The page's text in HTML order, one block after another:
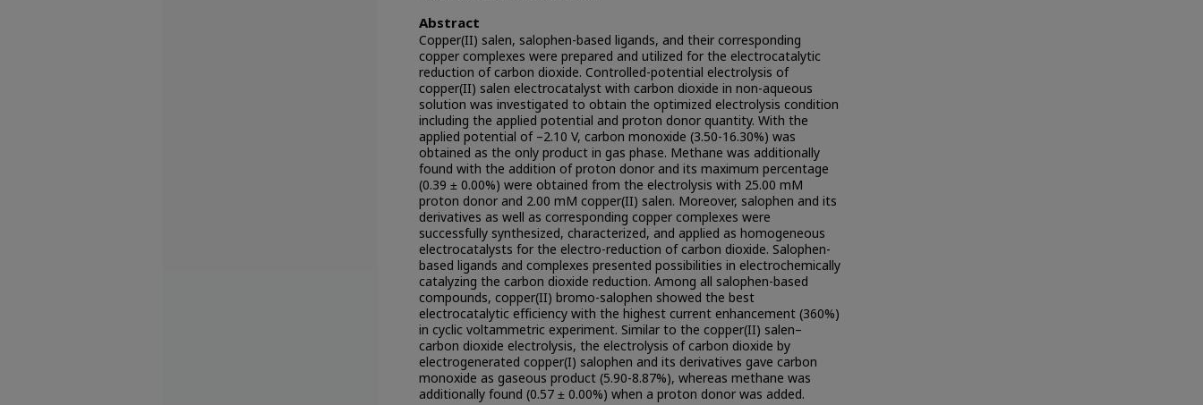
Abstract
Copper(II) salen, salophen-based ligands, and their corresponding
copper complexes were prepared and utilized for the electrocatalytic
reduction of carbon dioxide. Controlled-potential electrolysis of
copper(II) salen electrocatalyst with carbon dioxide in non-aqueous
solution was investigated to obtain the optimized electrolysis condition
including the applied potential and proton donor quantity. With the
applied potential of –2.10 V, carbon monoxide (3.50-16.30%) was
obtained as the only product in gas phase. Methane was additionally
found with the addition of proton donor and its maximum percentage
(0.39 ± 0.00%) were obtained from the electrolysis with 25.00 mM
proton donor and 2.00 mM copper(II) salen. Moreover, salophen and its
derivatives as well as corresponding copper complexes were
successfully synthesized, characterized, and applied as homogeneous
electrocatalysts for the electro-reduction of carbon dioxide. Salophen-
based ligands and complexes presented possibilities in electrochemically
catalyzing the carbon dioxide reduction. Among all salophen-based
compounds, copper(II) bromo-salophen showed the best
electrocatalytic efficiency with the highest current enhancement (360%)
in cyclic voltammetric experiment. Similar to the copper(II) salen–
carbon dioxide electrolysis, the electrolysis of carbon dioxide by
electrogenerated copper(I) salophen and its derivatives gave carbon
monoxide as gaseous product (5.90-8.87%), whereas methane was
additionally found (0.57 ± 0.00%) when a proton donor was added.